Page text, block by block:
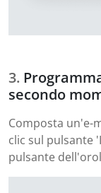
secondo
Composta un'e-
clic sul pulsante
pulsante